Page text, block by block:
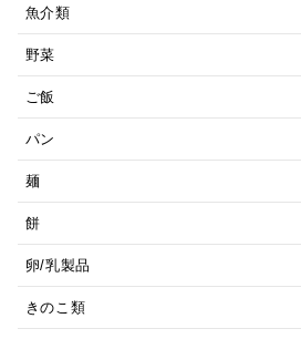
魚介類
野菜
ご飯
パン
麺
餅
卵/乳製品
きのこ類